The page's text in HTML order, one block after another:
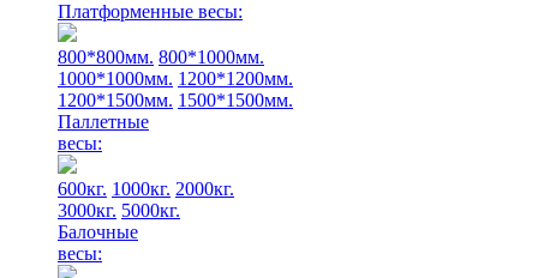
Платформенные весы:
800*800мм. 800*1000мм.
1000*1000мм. 1200*1200мм.
1200*1500мм. 1500*1500мм.
Паллетные
весы:
600кг. 1000кг. 2000кг.
3000кг. 5000кг.
Балочные
весы: